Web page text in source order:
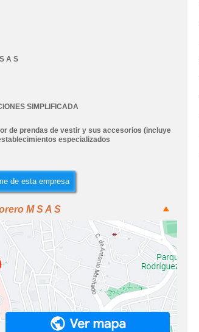
A S
SIMPLIFICADA
de prendas de vestir y sus accesorios (incluye
especializados
de esta empresa
M S A S